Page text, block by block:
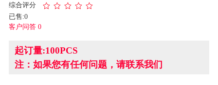
综合评分
已售:0
客户问答 0
起订量:100PCS
注：如果您有任何问题，请联系我们